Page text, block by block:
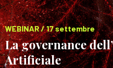
WEBINAR / 17 settembre
La governance
Artificiale